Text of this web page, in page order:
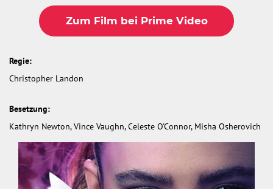
Zum Film bei Prime Video
Regie:
Christopher Landon
Besetzung:
Kathryn Newton, Vince Vaughn, Celeste O'Connor, Misha Osherovich